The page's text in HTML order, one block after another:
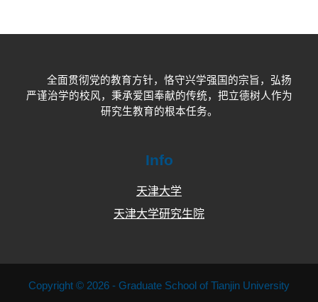
全面贯彻党的教育方针，恪守兴学强国的宗旨，弘扬
严谨治学的校风，秉承爱国奉献的传统，把立德树人作为
研究生教育的根本任务。
Info
天津大学
天津大学研究生院
Copyright © 2026 - Graduate School of Tianjin University